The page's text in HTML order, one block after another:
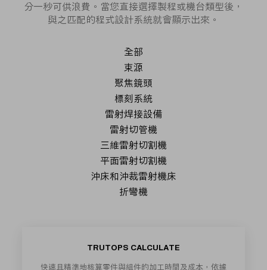
分一秒可供浪費。當您直接選擇製程或機台類型後，
與之匹配的程式設計系統就會顯示出來。
TRUTOPS CALCULATE
快速且精準地核算零件與組件的加工時間及成本，依據